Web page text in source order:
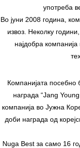
употреба
Во јуни 2008 година,
извоз. Неколку
најдобра
Компанијата посебно
награда “Jang
компанија во Јужна
доби награда од
Nuga Best за само 16